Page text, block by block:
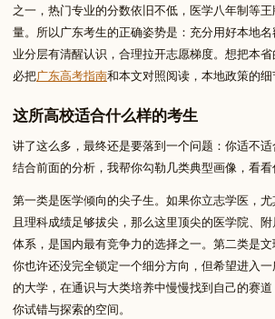
之一，热门专业的分数依旧不低，医学八年制等
量。所以广东考生的正确姿势是：充分用好本地
业分层有清醒认识，合理拉开志愿梯度。想把本
必把广东高考指南和本文对照阅读，本地政策的细
这所高校适合什么样的考生
讲了这么多，最终还是要落到一个问题：你适不
结合前面的分析，我帮你勾勒几类典型画像，看看
第一类是医学倾向的尖子生。如果你立志学医，
且理科成绩足够拔尖，那么这里顶尖的医学院、
体系，是国内最有竞争力的选择之一。第二类是文
你也许还没完全锁定一个细分方向，但希望进入
的大学，在通识与大类培养中慢慢找到自己的赛
你试错与探索的空间。